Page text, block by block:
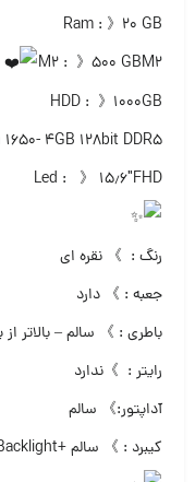
Ram : 》۲۰ GB
M2 : 》۵۰۰ GBM2
HDD : 》۱۰۰۰GB
4GB 128bit DDR5
Led : 》 ۱۵٫۶″FHD
رنگ : 》 نقره ای
جعبه : 》 دارد
باطری : 》 سالم – بالاتر
رایتر : 》ندارد
آداپتور:》 سالم
کیبرد : 》 سالم +Backlight